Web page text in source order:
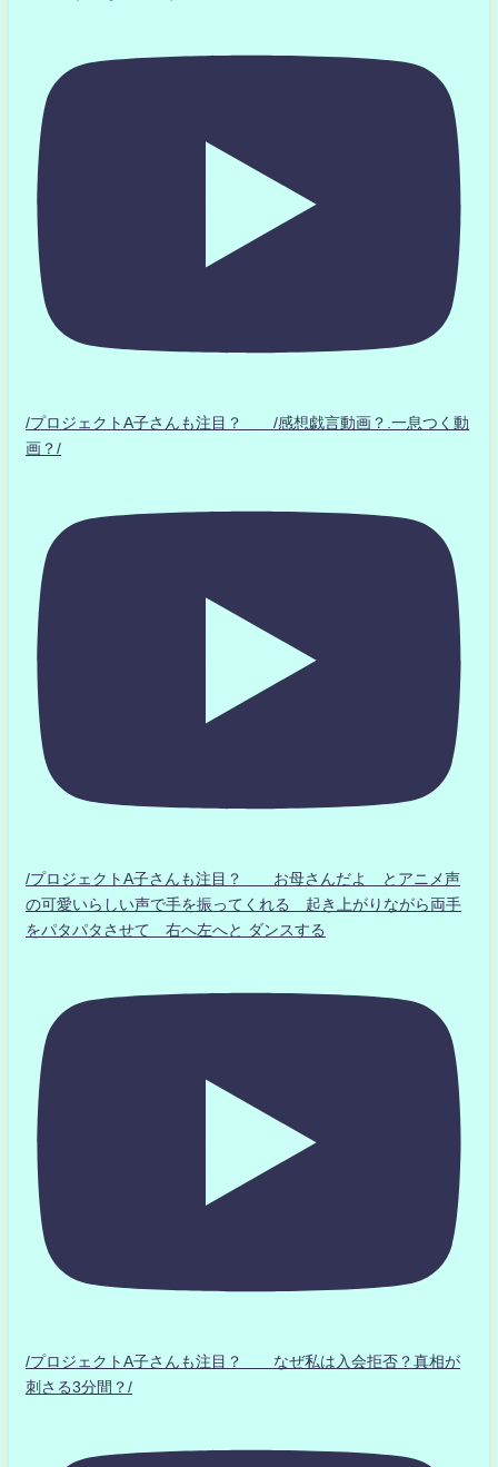
/プロジェクトA子さんも注目？ /感想戯言動画？.一息つく動
画？/
/プロジェクトA子さんも注目？ お母さんだよ とアニメ声
の可愛いらしい声で手を振ってくれる 起き上がりながら両手
をパタパタさせて 右へ左へと ダンスする
/プロジェクトA子さんも注目？ なぜ私は入会拒否？真相が
刺さる3分間？/